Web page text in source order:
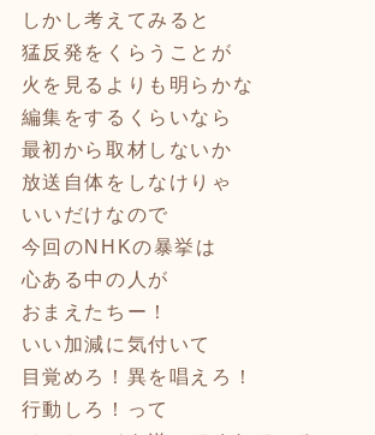
しかし考えてみると
猛反発をくらうことが
火を見るよりも明らかな
編集をするくらいなら
最初から取材しないか
放送自体をしなけりゃ
いいだけなので
今回のNHKの暴挙は
心ある中の人が
おまえたちー！
いい加減に気付いて
目覚めろ！異を唱えろ！
行動しろ！って